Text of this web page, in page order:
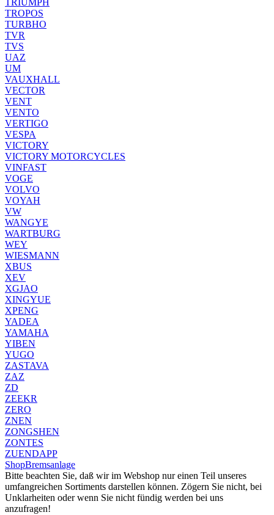
TRIUMPH
TROPOS
TURBHO
TVR
TVS
UAZ
UM
VAUXHALL
VECTOR
VENT
VENTO
VERTIGO
VESPA
VICTORY
VICTORY MOTORCYCLES
VINFAST
VOGE
VOLVO
VOYAH
VW
WANGYE
WARTBURG
WEY
WIESMANN
XBUS
XEV
XGJAO
XINGYUE
XPENG
YADEA
YAMAHA
YIBEN
YUGO
ZASTAVA
ZAZ
ZD
ZEEKR
ZERO
ZNEN
ZONGSHEN
ZONTES
ZUENDAPP
ShopBremsanlage
Bitte beachten Sie, daß wir im Webshop nur einen Teil unseres
umfangreichen Sortiments darstellen können. Zögern Sie nicht, bei
Unklarheiten oder wenn Sie nicht fündig werden bei uns
anzufragen!